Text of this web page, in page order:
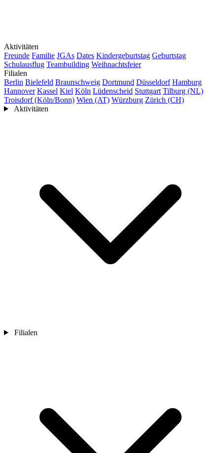
Aktivitäten
Freunde Familie JGAs Dates Kindergeburtstag Geburtstag
Schulausflug Teambuilding Weihnachtsfeier
Filialen
Berlin Bielefeld Braunschweig Dortmund Düsseldorf Hamburg
Hannover Kassel Kiel Köln Lüdenscheid Stuttgart Tilburg (NL)
Troisdorf (Köln/Bonn) Wien (AT) Würzburg Zürich (CH)
Aktivitäten
Filialen